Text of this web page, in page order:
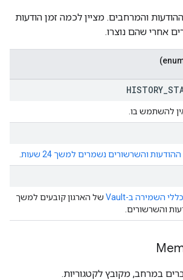
והמרחבים. מציין לכמה זמן הודעות
אחרי שהם נוצרו.
HISTORY
להשתמש בו.
ההודעות והשרשורים נשמרים למשך 24 שעות
כללי השמירה ב-Vault
של הארגון קובעים למשך
והשרשורים.
במרחב, מקובץ לקטגוריות.